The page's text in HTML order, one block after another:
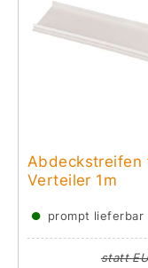
Abdeckstreifen
Verteiler 1m
● prompt lieferbar
statt